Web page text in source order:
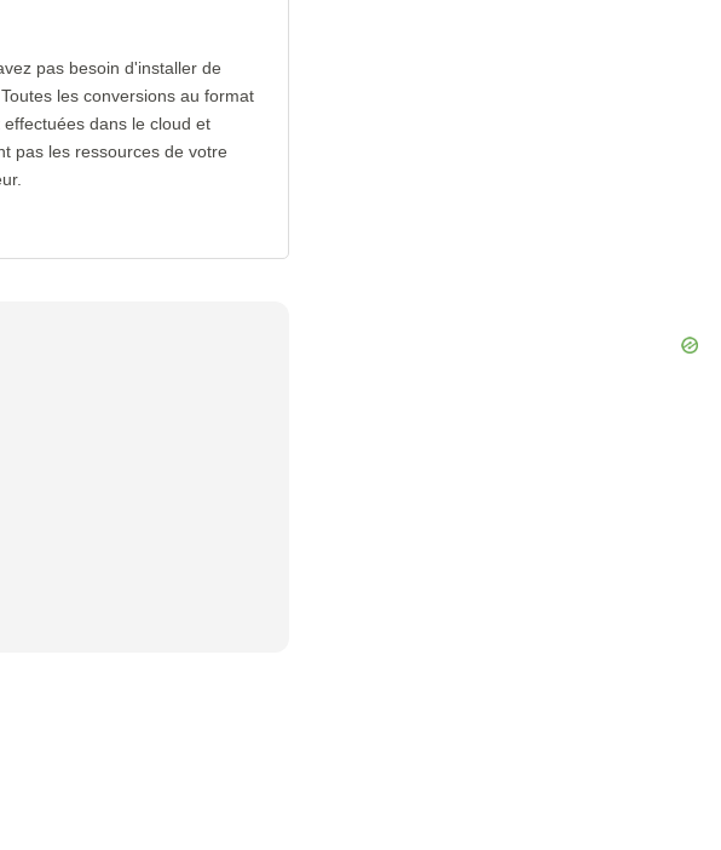
pas besoin d'installer de
les conversions au format
effectuées dans le cloud et
pas les ressources de votre